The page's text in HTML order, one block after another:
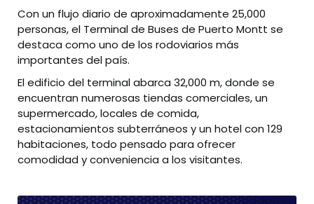
Con un flujo diario de aproximadamente 25,000
personas, el Terminal de Buses de Puerto Montt se
destaca como uno de los rodoviarios más
importantes del país.
El edificio del terminal abarca 32,000 m, donde se
encuentran numerosas tiendas comerciales, un
supermercado, locales de comida,
estacionamientos subterráneos y un hotel con 129
habitaciones, todo pensado para ofrecer
comodidad y conveniencia a los visitantes.